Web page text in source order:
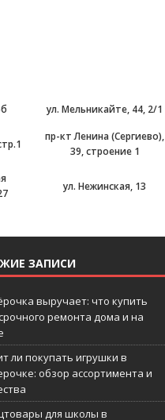
ул. Мельникайте, 44, 2/1
пр-кт Ленина (Сергиево),
39, строение 1
ул. Нежинская, 13
ЗАПИСИ
выручает: что купить
ремонта дома и на
ли покупать игрушки в
обзор ассортимента и
для школы в